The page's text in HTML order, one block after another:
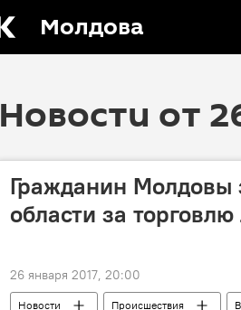
Молдова
Новости от
Гражданин Молдовы
области за
26 января 2017, 20:00
Новости Происшествия